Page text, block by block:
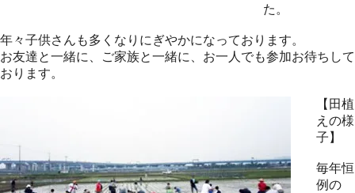
た。
年々子供さんも多くなりにぎやかになっております。
お友達と一緒に、ご家族と一緒に、お一人でも参加お待ちして
おります。
【田植
えの様
子】
毎年恒
例の